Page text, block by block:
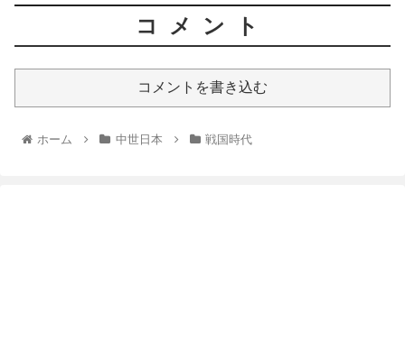
コメント
コメントを書き込む
ホーム 中世日本 戦国時代